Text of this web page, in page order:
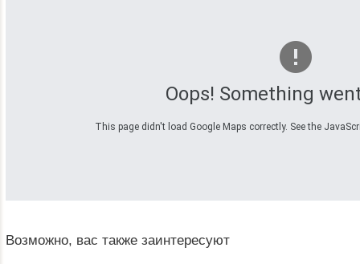
Oops! Something
This page didn't load Google Maps correctly. See the
Возможно, вас также заинтересуют